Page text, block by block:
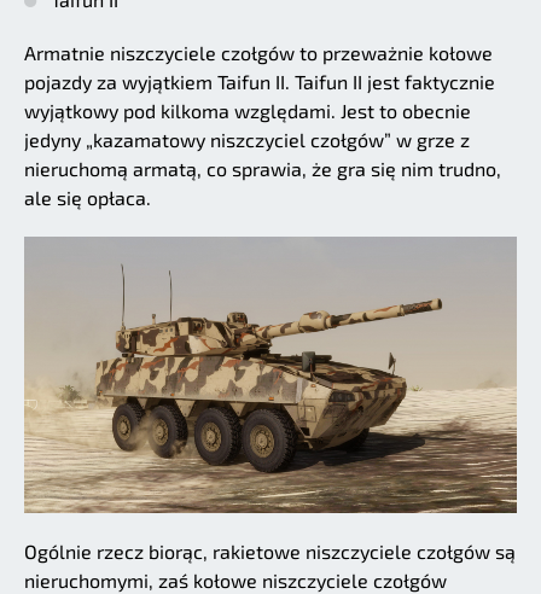
Armatnie niszczyciele czołgów to przeważnie kołowe
pojazdy za wyjątkiem Taifun II. Taifun II jest faktycznie
wyjątkowy pod kilkoma względami. Jest to obecnie
jedyny „kazamatowy niszczyciel czołgów” w grze z
nieruchomą armatą, co sprawia, że gra się nim trudno,
ale się opłaca.
Ogólnie rzecz biorąc, rakietowe niszczyciele czołgów są
nieruchomymi, zaś kołowe niszczyciele czołgów